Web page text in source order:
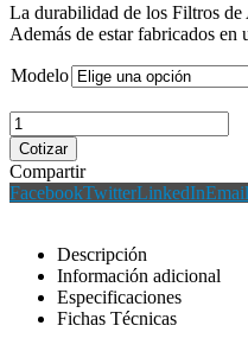
La durabilidad de los Filtros de
Además de estar fabricados en
Modelo
Cotizar
Compartir
FacebookTwitterLinkedInEmail
Descripción
Información adicional
Especificaciones
Fichas Técnicas